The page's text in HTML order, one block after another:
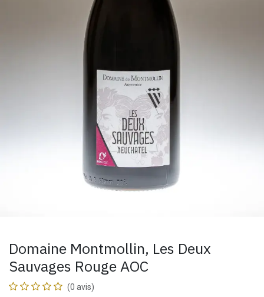
Domaine Montmollin, Les Deux
Sauvages Rouge AOC
(0 avis)